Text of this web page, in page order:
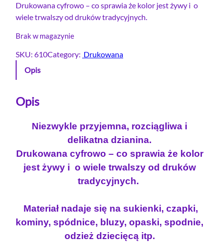
Drukowana cyfrowo – co sprawia że kolor jest żywy i o
wiele trwalszy od druków tradycyjnych.
Brak w magazynie
SKU: 610Category: Drukowana
Opis
Opis
Niezwykle przyjemna, rozciągliwa i
delikatna dzianina.
Drukowana cyfrowo – co sprawia że kolor
jest żywy i o wiele trwalszy od druków
tradycyjnych.
Materiał nadaje się na sukienki, czapki,
kominy, spódnice, bluzy, opaski, spodnie,
odzież dziecięcą itp.